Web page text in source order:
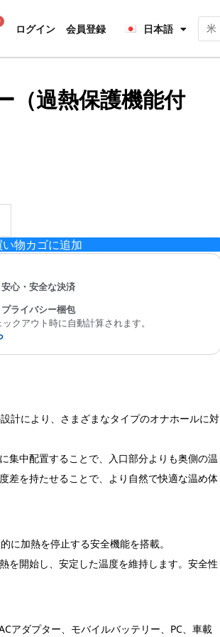
ログイン 会員登録 日本語
Deutsch
（過熱保護機能付
い物カゴに追加
安心・安全な決済
プライバシー梱包
クアウト時に自動計算されます。
計により、さまざまなタイプのオナホールに対
集中配置することで、入口部分よりも奥側の温
差を持たせることで、より自然で快適な温め体
加熱を停止する安全機能を搭載。
を開始し、安定した温度を維持します。安全性
アダプター、モバイルバッテリー、PC、車載